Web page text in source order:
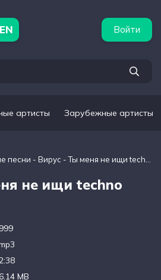
Войти
артисты Зарубежные артисты
песни - Вирус - Ты меня не ищи techno remix
не ищи techno
999
MB
подборки